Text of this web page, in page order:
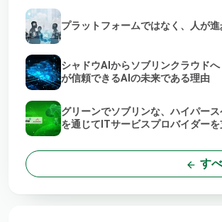
プラットフォームではなく、人が
シャドウAIからソブリンクラウド
が信頼できるAIの未来である理由
グリーンでソブリンな、ハイパー
を通じてITサービスプロバイダー
す